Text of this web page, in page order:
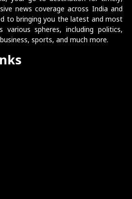
news coverage across India and
to bringing you the latest and most
various spheres, including politics,
sports, and much more.